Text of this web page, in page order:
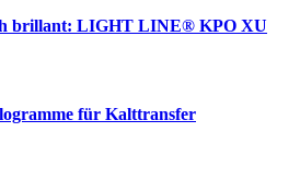
brillant: LIGHT LINE® KPO XU
für Kalttransfer